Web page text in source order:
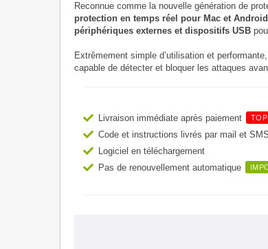
Reconnue comme la nouvelle génération de
protection en temps réel pour Mac et Android
périphériques externes et dispositifs USB
Extrêmement simple d’utilisation et performante,
capable de détecter et bloquer les attaques
Livraison immédiate après paiement TOP
Code et instructions livrés par mail et SMS
Logiciel en téléchargement
Pas de renouvellement automatique